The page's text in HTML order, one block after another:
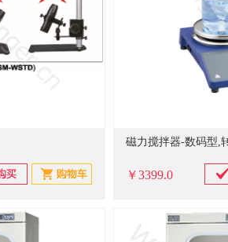
磁力搅拌器-数码型,
￥3399.0